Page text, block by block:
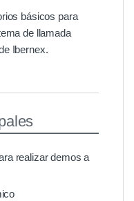
básicos para
de llamada
Ibernex.
realizar demos a